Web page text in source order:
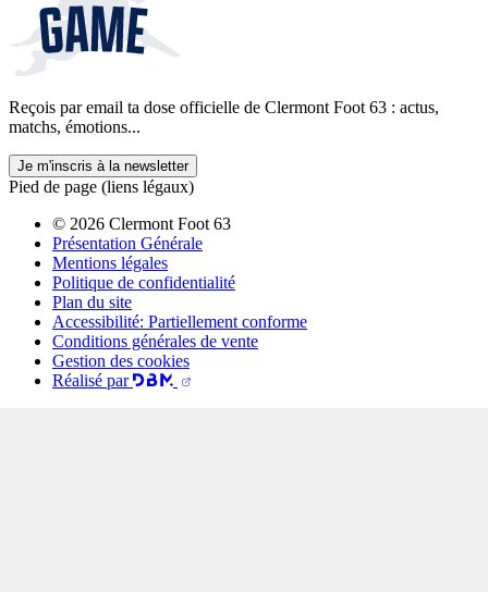
Reçois par email ta dose officielle de Clermont Foot 63 : actus,
matchs, émotions...
Je m'inscris à la newsletter
Pied de page (liens légaux)
© 2026 Clermont Foot 63
Présentation Générale
Mentions légales
Politique de confidentialité
Plan du site
Accessibilité: Partiellement conforme
Conditions générales de vente
Gestion des cookies
Réalisé par